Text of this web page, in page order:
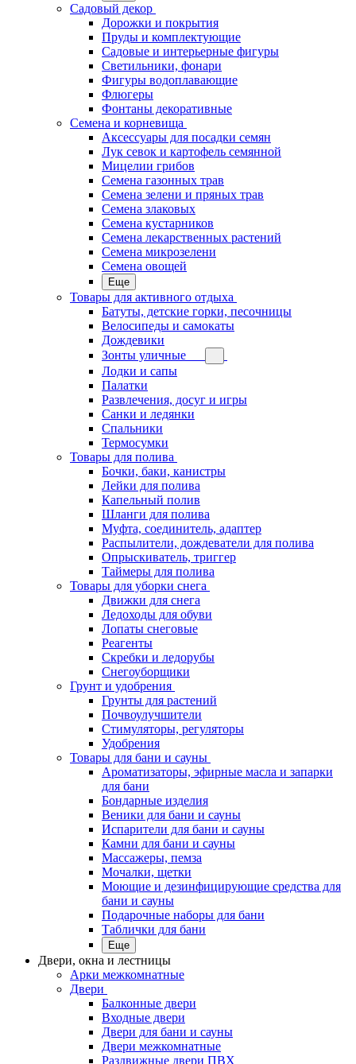
Садовый декор
Дорожки и покрытия
Пруды и комплектующие
Садовые и интерьерные фигуры
Светильники, фонари
Фигуры водоплавающие
Флюгеры
Фонтаны декоративные
Семена и корневища
Аксессуары для посадки семян
Лук севок и картофель семянной
Мицелии грибов
Семена газонных трав
Семена зелени и пряных трав
Семена злаковых
Семена кустарников
Семена лекарственных растений
Семена микрозелени
Семена овощей
Еще
Товары для активного отдыха
Батуты, детские горки, песочницы
Велосипеды и самокаты
Дождевики
Зонты уличные
Лодки и сапы
Палатки
Развлечения, досуг и игры
Санки и ледянки
Спальники
Термосумки
Товары для полива
Бочки, баки, канистры
Лейки для полива
Капельный полив
Шланги для полива
Муфта, соединитель, адаптер
Распылители, дождеватели для полива
Опрыскиватель, триггер
Таймеры для полива
Товары для уборки снега
Движки для снега
Ледоходы для обуви
Лопаты снеговые
Реагенты
Скребки и ледорубы
Снегоуборщики
Грунт и удобрения
Грунты для растений
Почвоулучшители
Стимуляторы, регуляторы
Удобрения
Товары для бани и сауны
Ароматизаторы, эфирные масла и запарки
для бани
Бондарные изделия
Веники для бани и сауны
Испарители для бани и сауны
Камни для бани и сауны
Массажеры, пемза
Мочалки, щетки
Моющие и дезинфицирующие средства для
бани и сауны
Подарочные наборы для бани
Таблички для бани
Еще
Двери, окна и лестницы
Арки межкомнатные
Двери
Балконные двери
Входные двери
Двери для бани и сауны
Двери межкомнатные
Раздвижные двери ПВХ